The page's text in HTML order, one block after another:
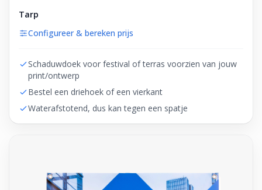
Tarp
Configureer & bereken prijs
Schaduwdoek voor festival of terras voorzien van jouw
print/ontwerp
Bestel een driehoek of een vierkant
Waterafstotend, dus kan tegen een spatje